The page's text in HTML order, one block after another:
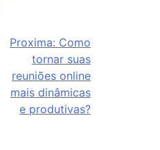
Proxima: Como
tornar suas
reuniões online
mais dinâmicas
e produtivas?